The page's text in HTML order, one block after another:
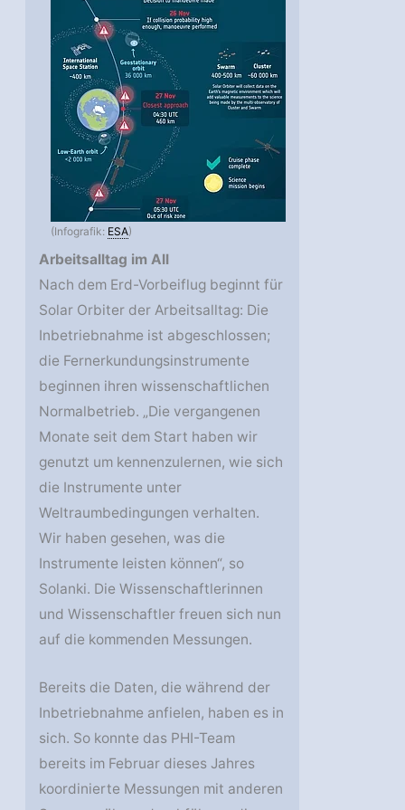
(Infografik: ESA)
Arbeitsalltag im All
Nach dem Erd-Vorbeiflug beginnt für
Solar Orbiter der Arbeitsalltag: Die
Inbetriebnahme ist abgeschlossen;
die Fernerkundungsinstrumente
beginnen ihren wissenschaftlichen
Normalbetrieb. „Die vergangenen
Monate seit dem Start haben wir
genutzt um kennenzulernen, wie sich
die Instrumente unter
Weltraumbedingungen verhalten.
Wir haben gesehen, was die
Instrumente leisten können“, so
Solanki. Die Wissenschaftlerinnen
und Wissenschaftler freuen sich nun
auf die kommenden Messungen.
Bereits die Daten, die während der
Inbetriebnahme anfielen, haben es in
sich. So konnte das PHI-Team
bereits im Februar dieses Jahres
koordinierte Messungen mit anderen